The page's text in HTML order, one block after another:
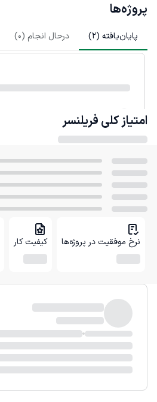
پروژه‌ها
پایان‌یافته (2
) درحال انجام (0
)
امتیاز کلی فریلنسر
نرخ موفقیت در پروژه‌ها کیفیت کار